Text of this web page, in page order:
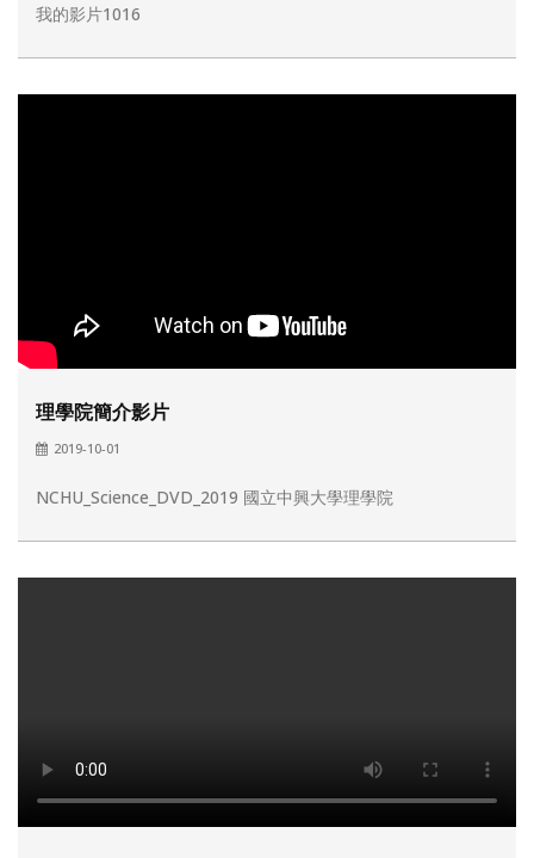
我的影片1016
理學院簡介影片
2019-10-01
NCHU_Science_DVD_2019 國立中興大學理學院